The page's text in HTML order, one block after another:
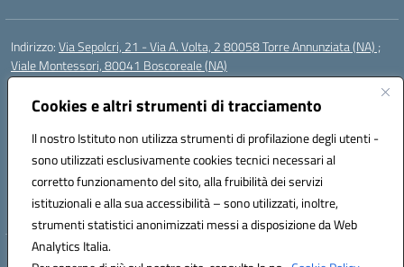
Cookies e altri strumenti di tracciamento
Il nostro Istituto non utilizza strumenti di profilazione degli utenti -
sono utilizzati esclusivamente cookies tecnici necessari al
corretto funzionamento del sito, alla fruibilità dei servizi
istituzionali e alla sua accessibilità – sono utilizzati, inoltre,
strumenti statistici anonimizzati messi a disposizione da Web
Analytics Italia.
Indirizzo:Via Sepolcri, 21 - Via A. Volta, 2 80058 Torre Annunziata (NA) ;
Viale Montessori, 80041 Boscoreale (NA)
Centralino:
Posta elettronica certificata (PEC):nais04100b@pec.istruzione.it
Codice fiscale: 82008750638
Codice meccanografico:NAIS04100B
Codice Indice delle Pubbliche Amministrazioni (IPA): istsc_nais04100b
Codice unico di fatturazione (CUF): UFELOU
Hosting & Powered by 3D Solution S.r.l.